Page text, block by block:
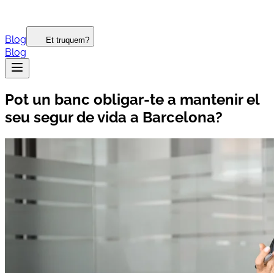
Blog Et truquem?
Blog
Pot un banc obligar-te a mantenir el
seu segur de vida a Barcelona?